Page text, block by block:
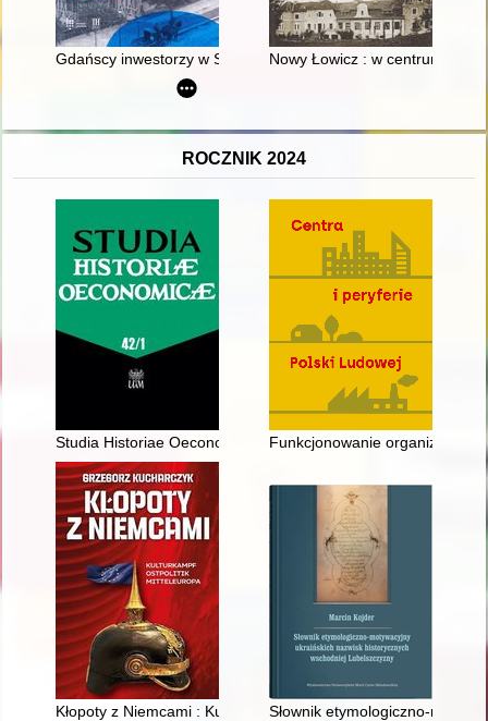
Gdańscy inwestorzy w Sopocie : prestiż finansowy i
Nowy Łowicz : w centrum
ROCZNIK 2024
Studia Historiae Oeconomicae. Vol. 42, [z.] 1 (2024),
Funkcjonowanie organizacji
Kłopoty z Niemcami : Kulturkampf, Ostpolitik, Mitteleuropa
Słownik etymologiczno-